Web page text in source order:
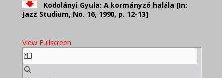
Kodolányi Gyula: A kormányzó halála [In:
Jazz Studium, No. 16, 1990, p. 12-13]
View Fullscreen